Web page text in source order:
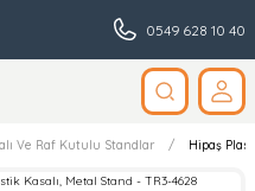
0549 628 10 40
Ve Raf Kutulu Standlar Hipaş